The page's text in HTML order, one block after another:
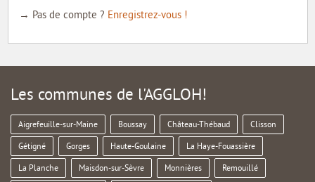
→ Pas de compte ? Enregistrez-vous !
Les communes de l'AGGLOH!
Aigrefeuille-sur-Maine Boussay Château-Thébaud Clisson
Gétigné Gorges Haute-Goulaine La Haye-Fouassière
La Planche Maisdon-sur-Sèvre Monnières Remouillé